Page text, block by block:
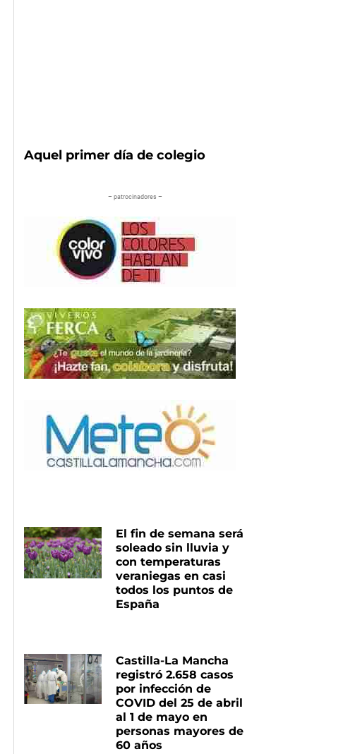
Aquel primer día de colegio
– patrocinadores –
El fin de semana será
soleado sin lluvia y
con temperaturas
veraniegas en casi
todos los puntos de
España
Castilla-La Mancha
registró 2.658 casos
por infección de
COVID del 25 de abril
al 1 de mayo en
personas mayores de
60 años